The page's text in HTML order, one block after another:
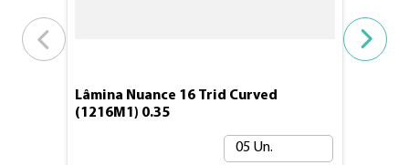
Lâmina Nuance 16 Trid Curved
(1216M1) 0.35
05 Un.